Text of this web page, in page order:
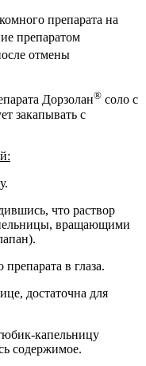
препарата на
препаратом
отмены
Дорзолан® соло с
закапывать с
что раствор
вращающими
в глаза.
достаточна для
капельницу
содержимое.